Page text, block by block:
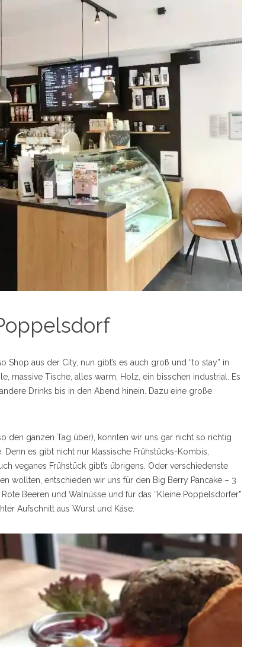
Shop aus der City, nun gibt’s es auch groß und “to stay” in
massive Tische, alles warm, Holz, ein bisschen industrial. Es
Drinks bis in den Abend hinein. Dazu eine große
den ganzen Tag über), konnten wir uns gar nicht so richtig
es gibt nicht nur klassische Frühstücks-Kombis,
veganes Frühstück gibt’s übrigens. Oder verschiedenste
wollten, entschieden wir uns für den Big Berry Pancake – 3
Beeren und Walnüsse und für das “Kleine Poppelsdorfer”
Aufschnitt aus Wurst und Käse.